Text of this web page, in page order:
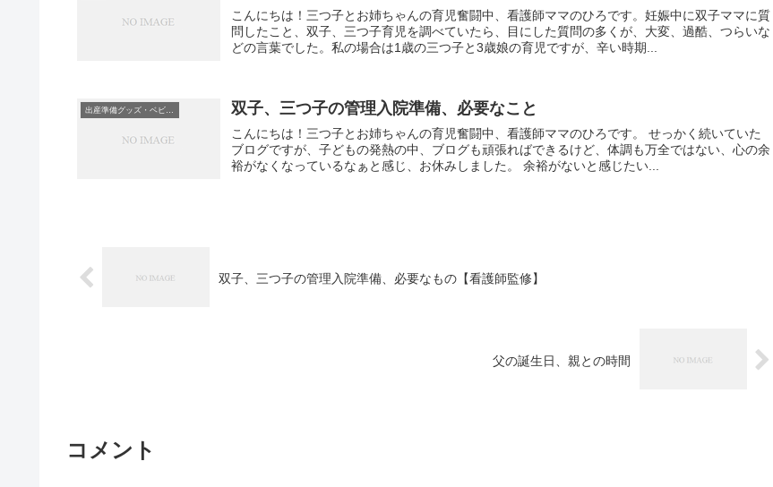
こんにちは！三つ子とお姉ちゃんの育児奮闘中、看護師ママのひろです。妊娠中に双子ママに質
問したこと、双子、三つ子育児を調べていたら、目にした質問の多くが、大変、過酷、つらいな
どの言葉でした。私の場合は1歳の三つ子と3歳娘の育児ですが、辛い時期...
出産準備グッズ・ベビーグッズ 双子、三つ子の管理入院準備、必要なこと
こんにちは！三つ子とお姉ちゃんの育児奮闘中、看護師ママのひろです。 せっかく続いていた
ブログですが、子どもの発熱の中、ブログも頑張ればできるけど、体調も万全ではない、心の余
裕がなくなっているなぁと感じ、お休みしました。 余裕がないと感じたい...
双子、三つ子の管理入院準備、必要なもの【看護師監修】
父の誕生日、親との時間
コメント